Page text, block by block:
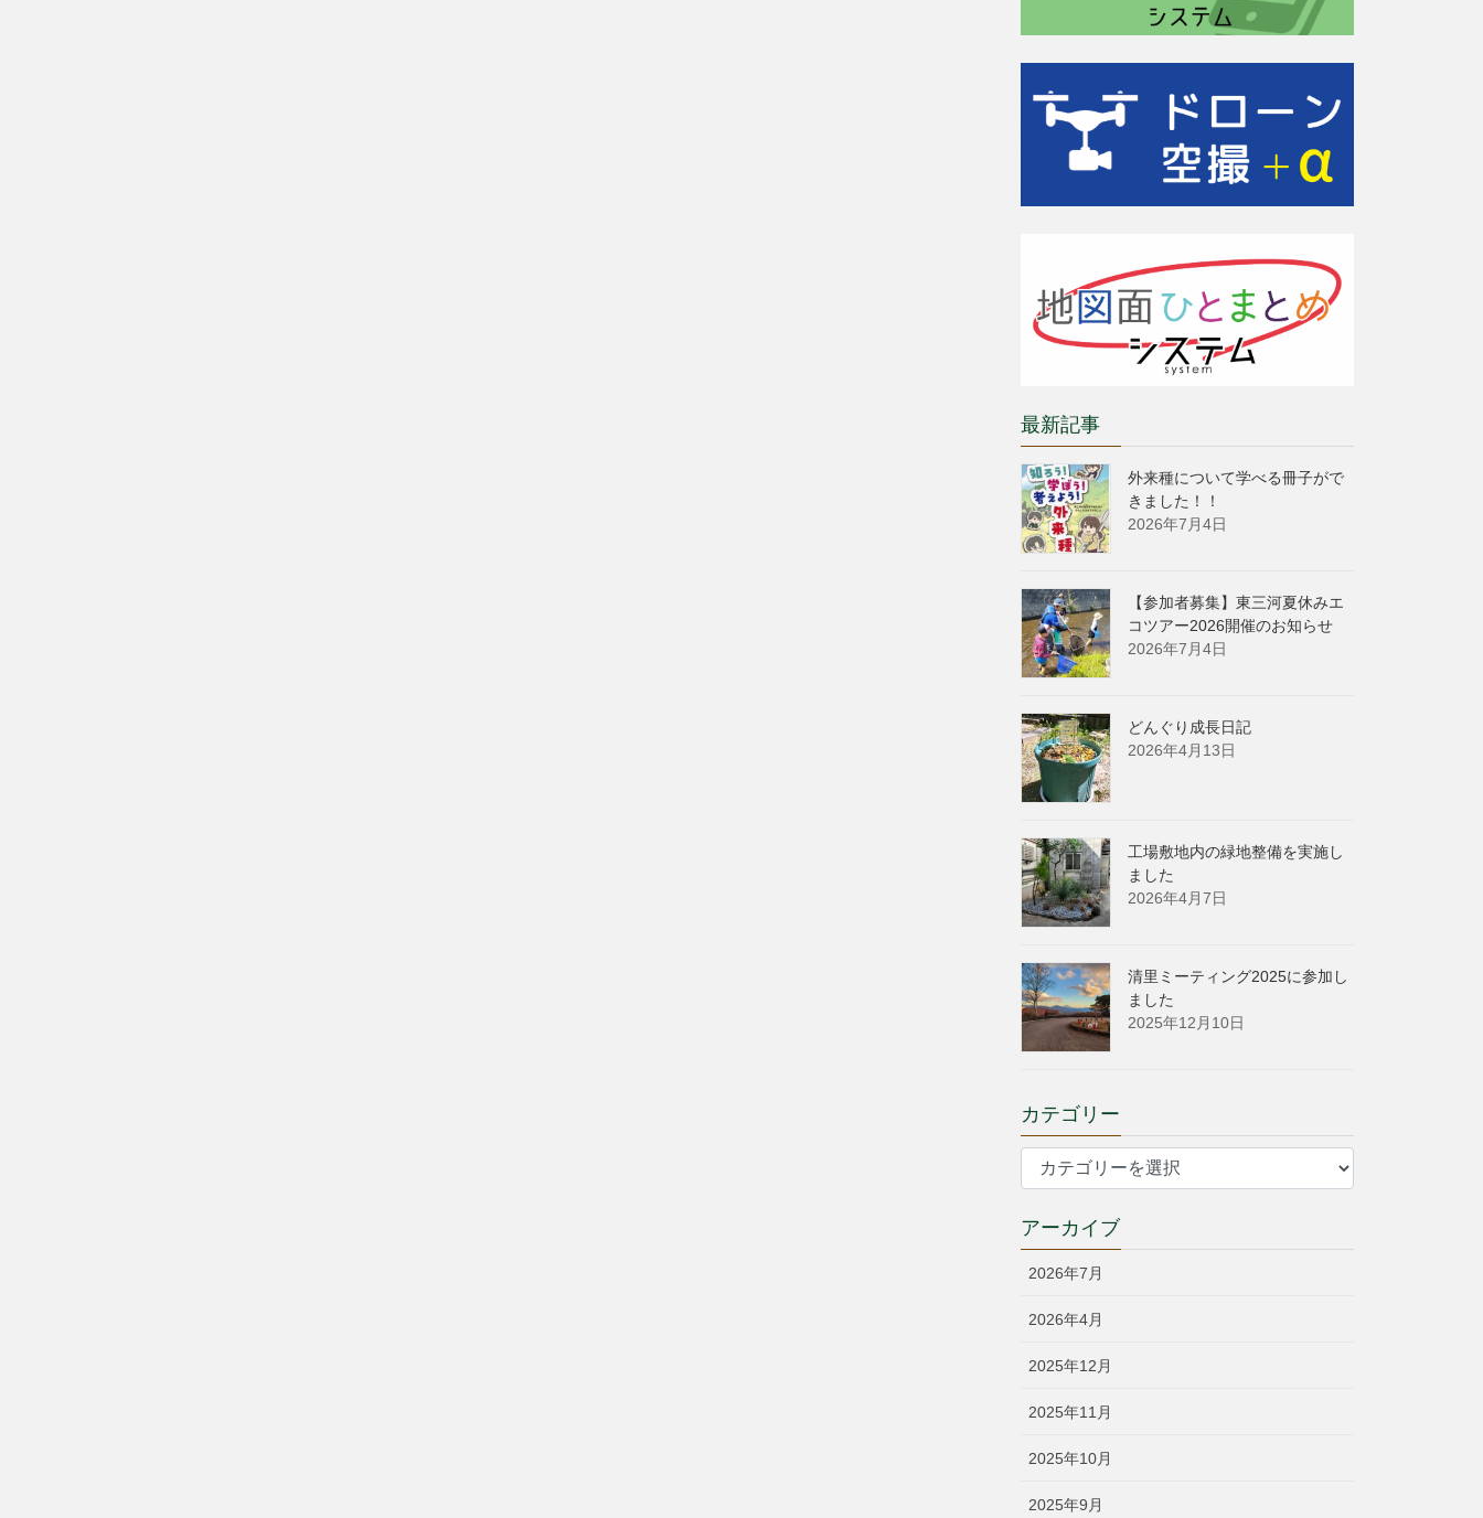
最新記事
外来種について学べる冊子がで
きました！！
2026年7月4日
【参加者募集】東三河夏休みエ
コツアー2026開催のお知らせ
2026年7月4日
どんぐり成長日記
2026年4月13日
工場敷地内の緑地整備を実施し
ました
2026年4月7日
清里ミーティング2025に参加し
ました
2025年12月10日
カテゴリー
テ
リ
ー
アーカイブ
2026年7月
2026年4月
2025年12月
2025年11月
2025年10月
2025年9月